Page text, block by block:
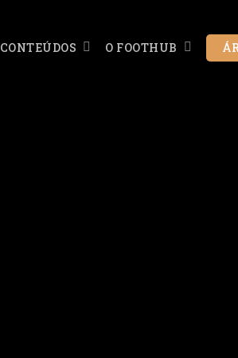
CONTEÚDOS O FOOTHUB